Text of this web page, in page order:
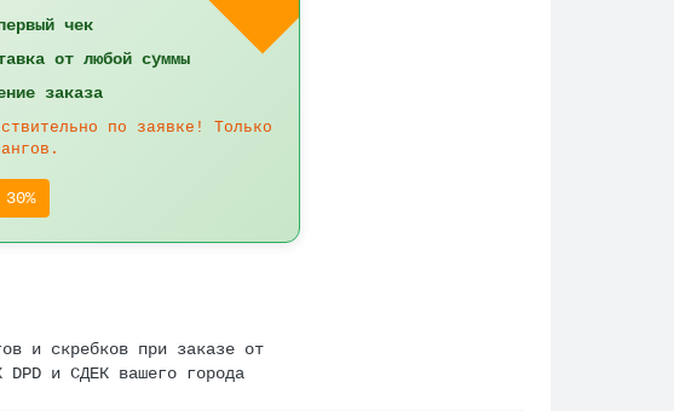
чек
от любой суммы
заказа
по заявке! Только
и скребков при заказе от
и СДЕК вашего города